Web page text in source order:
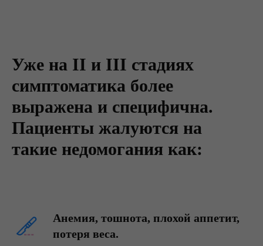
Уже на II и III стадиях
симптоматика более
выражена и специфична.
Пациенты жалуются на
такие недомогания как:
Анемия, тошнота, плохой аппетит,
потеря веса.